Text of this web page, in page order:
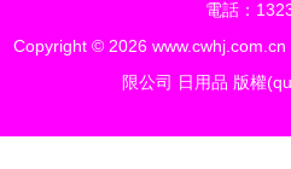
電話：
Copyright © 2026 www.cwhj.com.cn
限公司 日用品 版權